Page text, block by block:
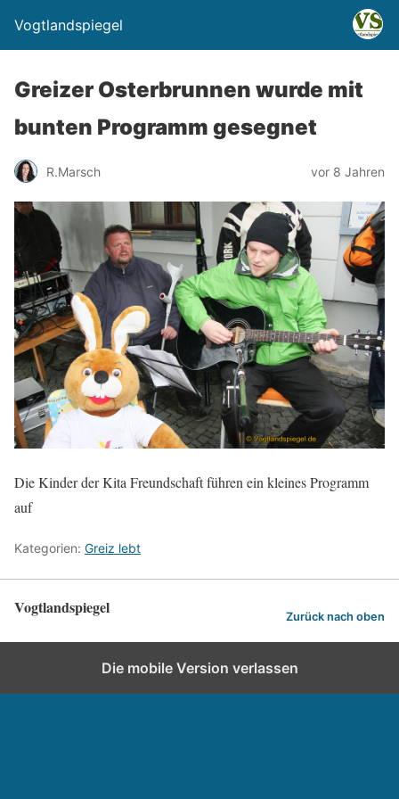
Vogtlandspiegel
Greizer Osterbrunnen wurde mit
bunten Programm gesegnet
R.Marsch vor 8 Jahren
Die Kinder der Kita Freundschaft führen ein kleines Programm
auf
Kategorien: Greiz lebt
Vogtlandspiegel Zurück nach oben
Die mobile Version verlassen